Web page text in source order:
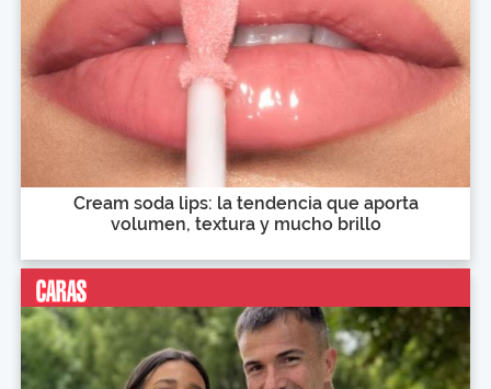
Cream soda lips: la tendencia que aporta
volumen, textura y mucho brillo